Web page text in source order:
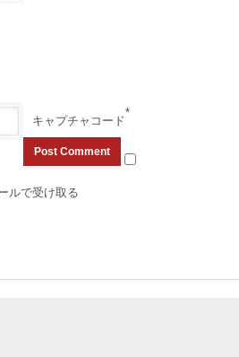
キャプチャコード
*
ルで受け取る